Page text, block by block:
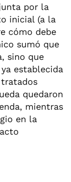
por la
inicial (a la
cómo debe
sumó que
sino que
establecida
quedaron
mientras
en la